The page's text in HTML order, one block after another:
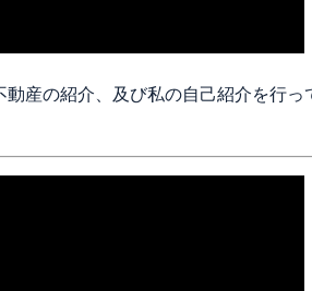
産の紹介、及び私の自己紹介を行